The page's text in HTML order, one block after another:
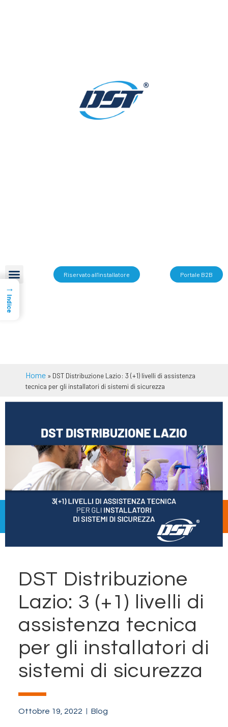
Riservato all'installatore Portale B2B
Home » DST Distribuzione Lazio: 3 (+1) livelli di assistenza
tecnica per gli installatori di sistemi di sicurezza
DST Distribuzione
Lazio: 3 (+1) livelli di
assistenza tecnica
per gli installatori di
sistemi di sicurezza
Ottobre 19, 2022 Blog
→
Indice